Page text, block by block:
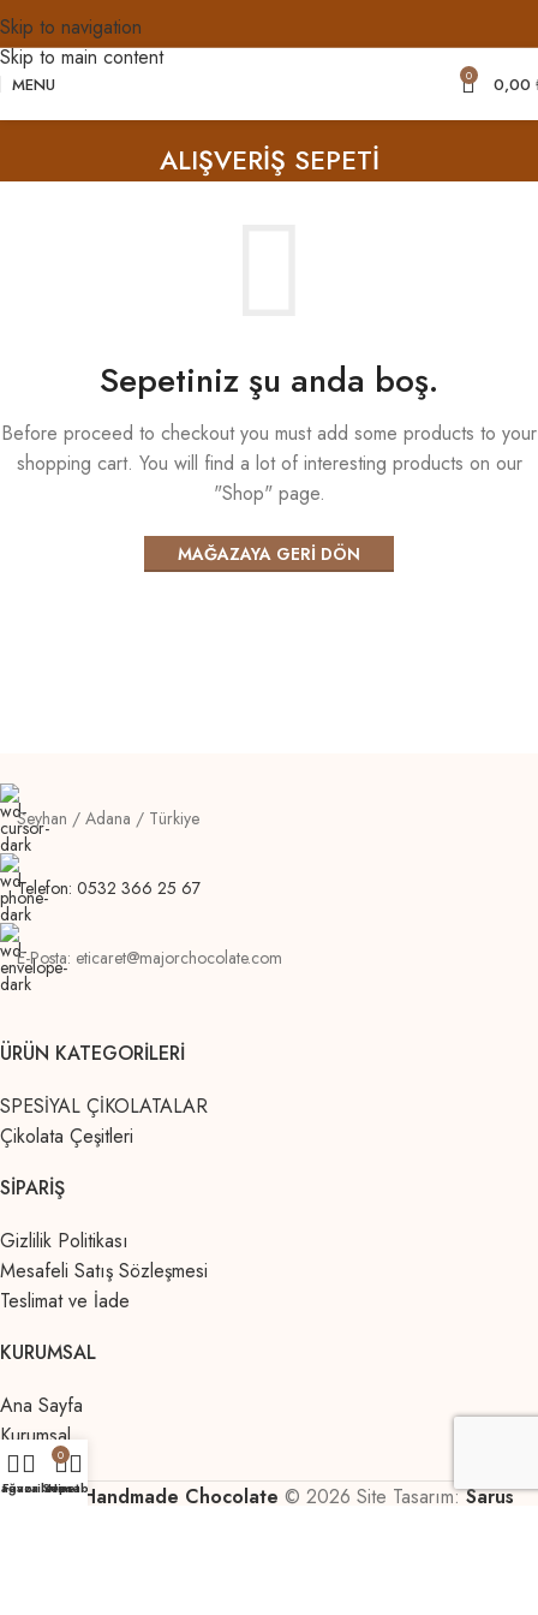
Skip to navigation
Skip to main content
MENU 0 0,00
ALIŞVERIŞ SEPETI
Sepetiniz şu anda boş.
Before proceed to checkout you must add some products to your
shopping cart. You will find a lot of interesting products on our
"Shop" page.
MAĞAZAYA GERI DÖN
Seyhan / Adana / Türkiye
Telefon: 0532 366 25 67
E-Posta: eticaret@majorchocolate.com
ÜRÜN KATEGORILERI
SPESİYAL ÇİKOLATALAR
Çikolata Çeşitleri
SIPARIŞ
Gizlilik Politikası
Mesafeli Satış Sözleşmesi
Teslimat ve İade
KURUMSAL
Ana Sayfa
Kurumsal
İletişim
Major Handmade Chocolate © 2026 Site Tasarım:Sarus
Favorilerim
0
Sepet
Hesabım